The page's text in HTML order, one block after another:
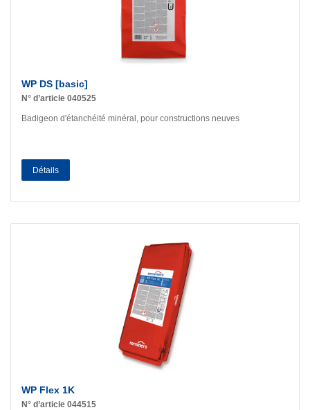
WP DS [basic]
N° d’article 040525
Badigeon d'étanchéité minéral, pour constructions neuves
Détails
WP Flex 1K
N° d’article 044515